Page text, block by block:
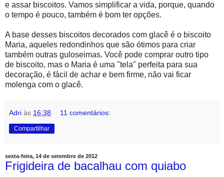
e assar biscoitos. Vamos simplificar a vida, porque, quando
o tempo é pouco, também é bom ter opções.
A base desses biscoitos decorados com glacê é o biscoito
Maria, aqueles redondinhos que são ótimos para criar
também outras guloseimas. Você pode comprar outro tipo
de biscoito, mas o Maria é uma "tela" perfeita para sua
decoração, é fácil de achar e bem firme, não vai ficar
molenga com o glacê.
Adri às 16:38 11 comentários:
Compartilhar
sexta-feira, 14 de setembro de 2012
Frigideira de bacalhau com quiabo